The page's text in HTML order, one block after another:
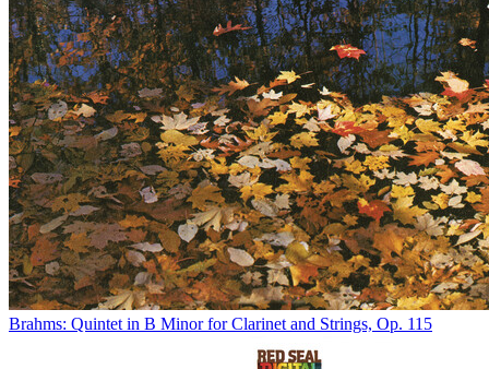
Brahms: Quintet in B Minor for Clarinet and Strings, Op. 115